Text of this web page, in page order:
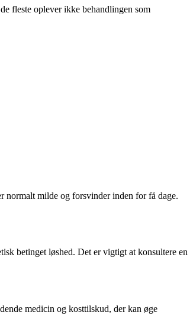
fleste oplever ikke behandlingen som
normalt milde og forsvinder inden for få dage.
betinget løshed. Det er vigtigt at konsultere en
medicin og kosttilskud, der kan øge